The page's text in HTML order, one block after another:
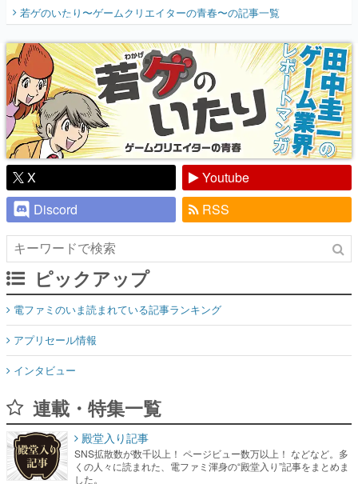
『少年ジャンプ』色だった【若ゲのいた
り】
若ゲのいたり〜ゲームクリエイターの青春〜の記事一覧
X
Youtube
Discord
RSS
ピックアップ
電ファミのいま読まれている記事ランキング
アプリセール情報
インタビュー
連載・特集一覧
殿堂入り記事
SNS拡散数が数千以上！ ページビュー数万以上！ などなど。多
くの人々に読まれた、電ファミ渾身の“殿堂入り”記事をまとめま
した。